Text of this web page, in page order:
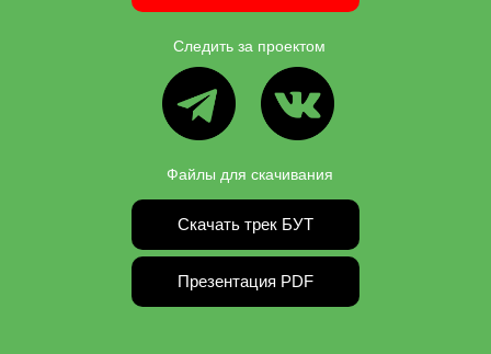
ТГ ВК
Следить за проектом
Презентация PDF
Скачать трек БУТ
Файлы для скачивания